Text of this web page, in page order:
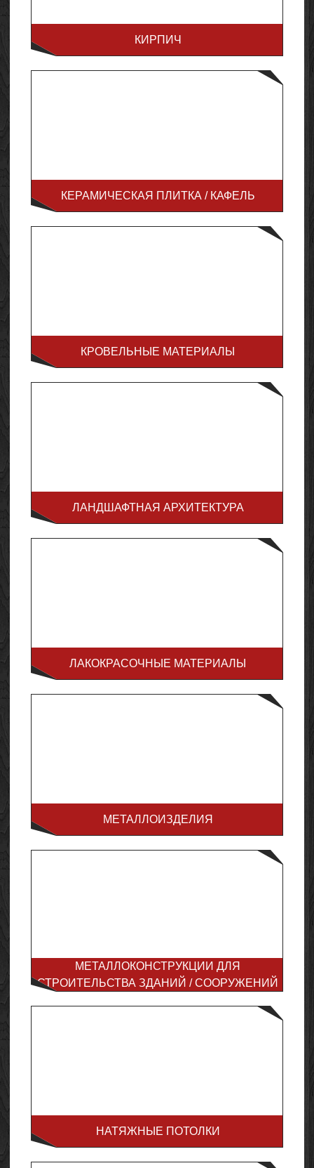
КИРПИЧ
КЕРАМИЧЕСКАЯ ПЛИТКА / КАФЕЛЬ
КРОВЕЛЬНЫЕ МАТЕРИАЛЫ
ЛАНДШАФТНАЯ АРХИТЕКТУРА
ЛАКОКРАСОЧНЫЕ МАТЕРИАЛЫ
МЕТАЛЛОИЗДЕЛИЯ
МЕТАЛЛОКОНСТРУКЦИИ ДЛЯ
СТРОИТЕЛЬСТВА ЗДАНИЙ / СООРУЖЕНИЙ
НАТЯЖНЫЕ ПОТОЛКИ